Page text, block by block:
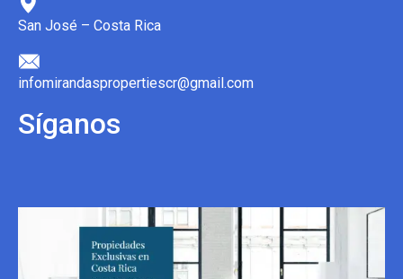
San José – Costa Rica
infomirandaspropertiescr@gmail.com
Síganos